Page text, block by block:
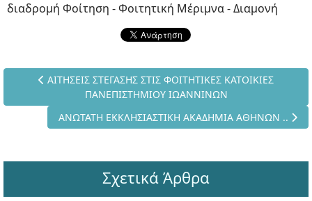
διαδρομή Φοίτηση - Φοιτητική Μέριμνα - Διαμονή
Προηγούμενο άρθρο: ΑΙΤΗΣΕΙΣ ΣΤΕΓΑΣΗΣ ΣΤΙΣ
ΑΙΤΗΣΕΙΣ ΣΤΕΓΑΣΗΣ ΣΤΙΣ ΦΟΙΤΗΤΙΚΕΣ ΚΑΤΟΙΚΙΕΣ
ΠΑΝΕΠΙΣΤΗΜΙΟΥ ΙΩΑΝΝΙΝΩΝ
Επόμενο άρθρο: ΑΝΩΤΑΤΗ ΕΚΚΛΗΣΙΑΣΤΙΚΗ
ΑΝΩΤΑΤΗ ΕΚΚΛΗΣΙΑΣΤΙΚΗ ΑΚΑΔΗΜΙΑ ΑΘΗΝΩΝ ..
Σχετικά Άρθρα